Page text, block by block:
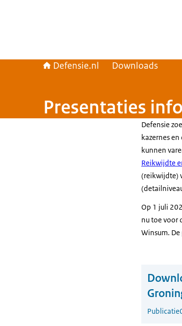
Defensie.nl Downloads
Presentaties
Defensie
kazernes
kunnen
Reikwijdte
(reikwijdte)
Op 1 juli
nu toe voor
Winsum.
Publicatie